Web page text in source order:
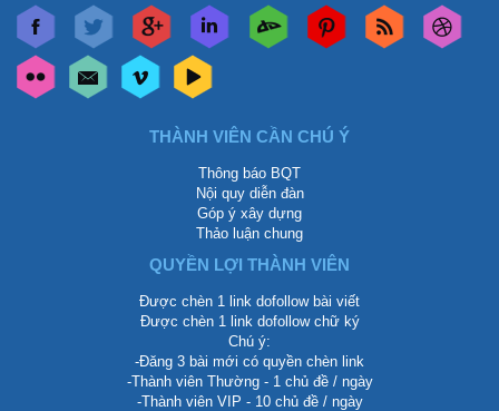
THÀNH VIÊN CẦN CHÚ Ý
Thông báo BQT
Nội quy diễn đàn
Góp ý xây dựng
Thảo luận chung
QUYỀN LỢI THÀNH VIÊN
Được chèn 1 link dofollow bài viết
Được chèn 1 link dofollow chữ ký
Chú ý:
-Đăng 3 bài mới có quyền chèn link
-Thành viên Thường - 1 chủ đề / ngày
-Thành viên VIP - 10 chủ đề / ngày